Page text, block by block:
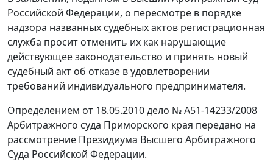
Российской Федерации, о пересмотре в порядке
надзора названных судебных актов регистрационная
служба просит отменить их как нарушающие
действующее законодательство и принять новый
судебный акт об отказе в удовлетворении
требований индивидуального предпринимателя.
Определением от 18.05.2010 дело № А51-14233/2008
Арбитражного суда Приморского края передано на
рассмотрение Президиума Высшего Арбитражного
Суда Российской Федерации.